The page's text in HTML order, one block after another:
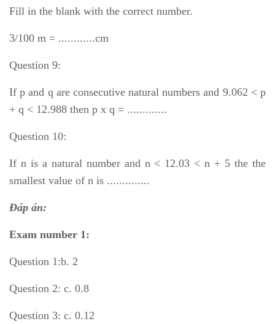
Fill in the blank with the correct number.
3/100 m = ............cm
Question 9:
If p and q are consecutive natural numbers and 9.062 < p
+ q < 12.988 then p x q = .............
Question 10:
If n is a natural number and n < 12.03 < n + 5 the the
smallest value of n is ..............
Đáp án:
Exam number 1:
Question 1:b. 2
Question 2: c. 0.8
Question 3: c. 0.12